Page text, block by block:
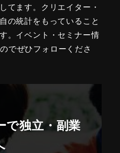
てます。クリエイター・
の統計をもっていること
。イベント・セミナー情
でぜひフォローくださ
で独立・副業